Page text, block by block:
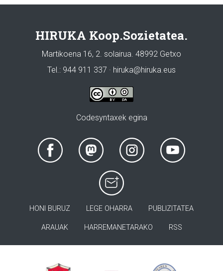
HIRUKA Koop.Sozietatea.
Martikoena 16, 2. solairua. 48992 Getxo
Tel.: 944 911 337 · hiruka@hiruka.eus
Codesyntaxek egina
HONI BURUZ LEGE OHARRA PUBLIZITATEA
ARAUAK HARREMANETARAKO RSS